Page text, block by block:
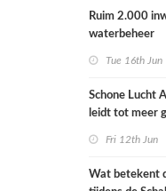
Ruim 2.000
waterbeheer
Tue 16th Jun
Schone Lucht
leidt tot meer
Fri 12th Jun
Wat betekent